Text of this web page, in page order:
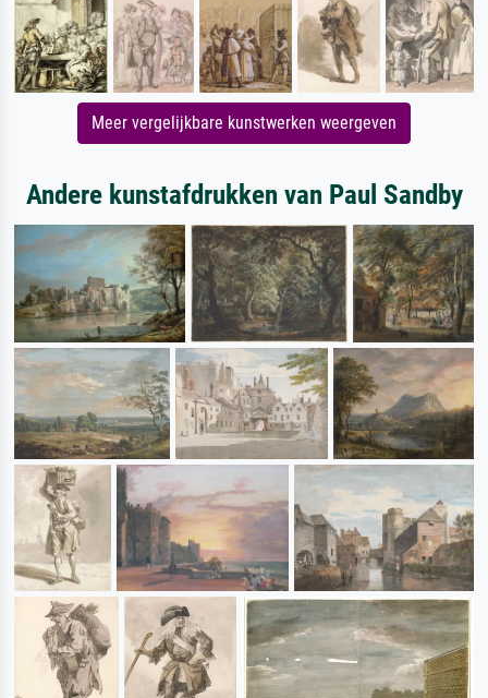
Meer vergelijkbare kunstwerken weergeven
Andere kunstafdrukken van Paul Sandby